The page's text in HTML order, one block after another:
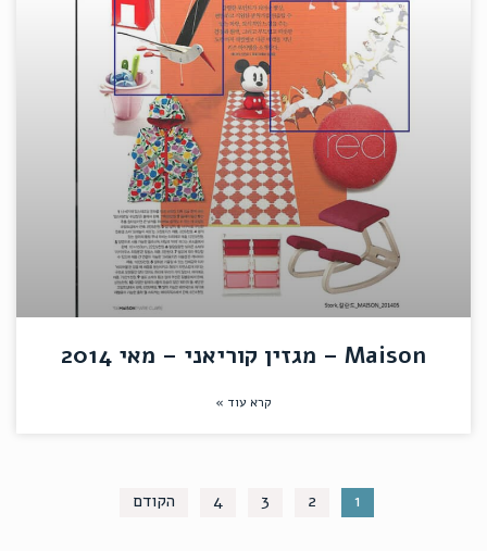
Maison – מגזין קוריאני – מאי 2014
קרא עוד »
1
2
3
4 הקודם